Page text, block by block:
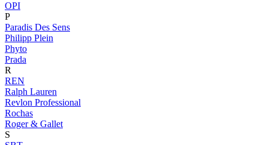
OPI
P
Paradis Des Sens
Philipp Plein
Phyto
Prada
R
REN
Ralph Lauren
Revlon Professional
Rochas
Roger & Gallet
S